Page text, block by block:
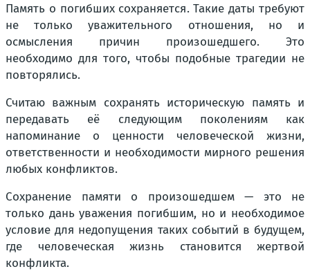
Память о погибших сохраняется. Такие даты требуют
не только уважительного отношения, но и
осмысления причин произошедшего. Это
необходимо для того, чтобы подобные трагедии не
повторялись.
Считаю важным сохранять историческую память и
передавать её следующим поколениям как
напоминание о ценности человеческой жизни,
ответственности и необходимости мирного решения
любых конфликтов.
Сохранение памяти о произошедшем — это не
только дань уважения погибшим, но и необходимое
условие для недопущения таких событий в будущем,
где человеческая жизнь становится жертвой
конфликта.